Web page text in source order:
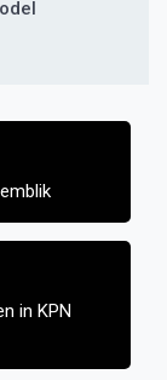
in KPN